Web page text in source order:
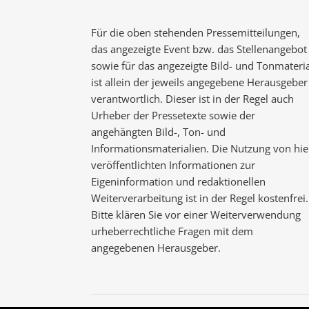
Für die oben stehenden Pressemitteilungen,
das angezeigte Event bzw. das Stellenangebot
sowie für das angezeigte Bild- und
ist allein der jeweils angegebene Herausgeber
verantwortlich. Dieser ist in der Regel auch
Urheber der Pressetexte sowie der
angehängten Bild-, Ton- und
Informationsmaterialien. Die Nutzung von
veröffentlichten Informationen zur
Eigeninformation und redaktionellen
Weiterverarbeitung ist in der Regel kostenfrei.
Bitte klären Sie vor einer Weiterverwendung
urheberrechtliche Fragen mit dem
angegebenen Herausgeber.